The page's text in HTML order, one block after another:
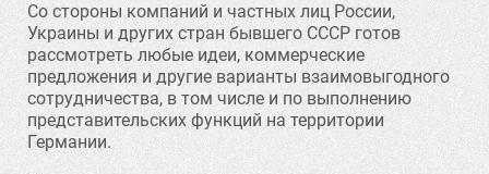
Со стороны компаний и частных лиц России,
Украины и других стран бывшего СССР готов
рассмотреть любые идеи, коммерческие
предложения и другие варианты взаимовыгодного
сотрудничества, в том числе и по выполнению
представительских функций на территории
Германии.